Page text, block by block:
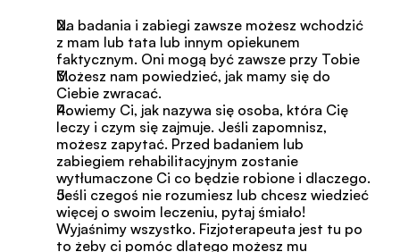
Na badania i zabiegi zawsze możesz wchodzić
z mam lub tata lub innym opiekunem
faktycznym. Oni mogą być zawsze przy Tobie
Możesz nam powiedzieć, jak mamy się do
Ciebie zwracać.
Powiemy Ci, jak nazywa się osoba, która Cię
leczy i czym się zajmuje. Jeśli zapomnisz,
możesz zapytać. Przed badaniem lub
zabiegiem rehabilitacyjnym zostanie
wytłumaczone Ci co będzie robione i dlaczego.
Jeśli czegoś nie rozumiesz lub chcesz wiedzieć
więcej o swoim leczeniu, pytaj śmiało!
Wyjaśnimy wszystko. Fizjoterapeuta jest tu po
to żeby ci pomóc dlatego możesz mu